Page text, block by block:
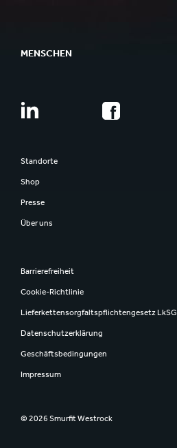
MENSCHEN
Standorte
Shop
Presse
Über uns
Barrierefreiheit
Cookie-Richtlinie
Lieferkettensorgfaltspflichtengesetz LkSG
Datenschutzerklärung
Geschäftsbedingungen
Impressum
© 2026 Smurfit Westrock